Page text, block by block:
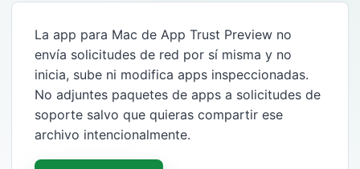
La app para Mac de App Trust Preview no
envía solicitudes de red por sí misma y no
inicia, sube ni modifica apps inspeccionadas.
No adjuntes paquetes de apps a solicitudes de
soporte salvo que quieras compartir ese
archivo intencionalmente.